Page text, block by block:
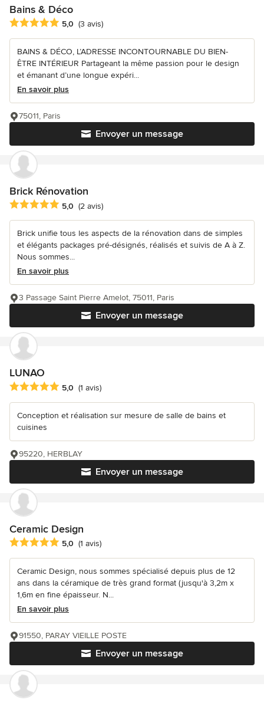
Bains & Déco
Note moyenne : 5 étoiles sur 5
5,0 (3 avis)
BAINS & DÉCO, L’ADRESSE INCONTOURNABLE DU BIEN-
ÊTRE INTÉRIEUR Partageant la même passion pour le design
et émanant d’une longue expéri...
En savoir plus
Envoyer un message
75011, Paris
Brick Rénovation
Note moyenne : 5 étoiles sur 5
5,0 (2 avis)
Brick unifie tous les aspects de la rénovation dans de simples
et élégants packages pré-désignés, réalisés et suivis de A à Z.
Nous sommes...
En savoir plus
Envoyer un message
3 Passage Saint Pierre Amelot, 75011, Paris
LUNAO
Note moyenne : 5 étoiles sur 5
5,0 (1 avis)
Conception et réalisation sur mesure de salle de bains et
cuisines
Envoyer un message
95220, HERBLAY
Ceramic Design
Note moyenne : 5 étoiles sur 5
5,0 (1 avis)
Ceramic Design, nous sommes spécialisé depuis plus de 12
ans dans la céramique de très grand format (jusqu'à 3,2m x
1,6m en fine épaisseur. N...
En savoir plus
Envoyer un message
91550, PARAY VIEILLE POSTE